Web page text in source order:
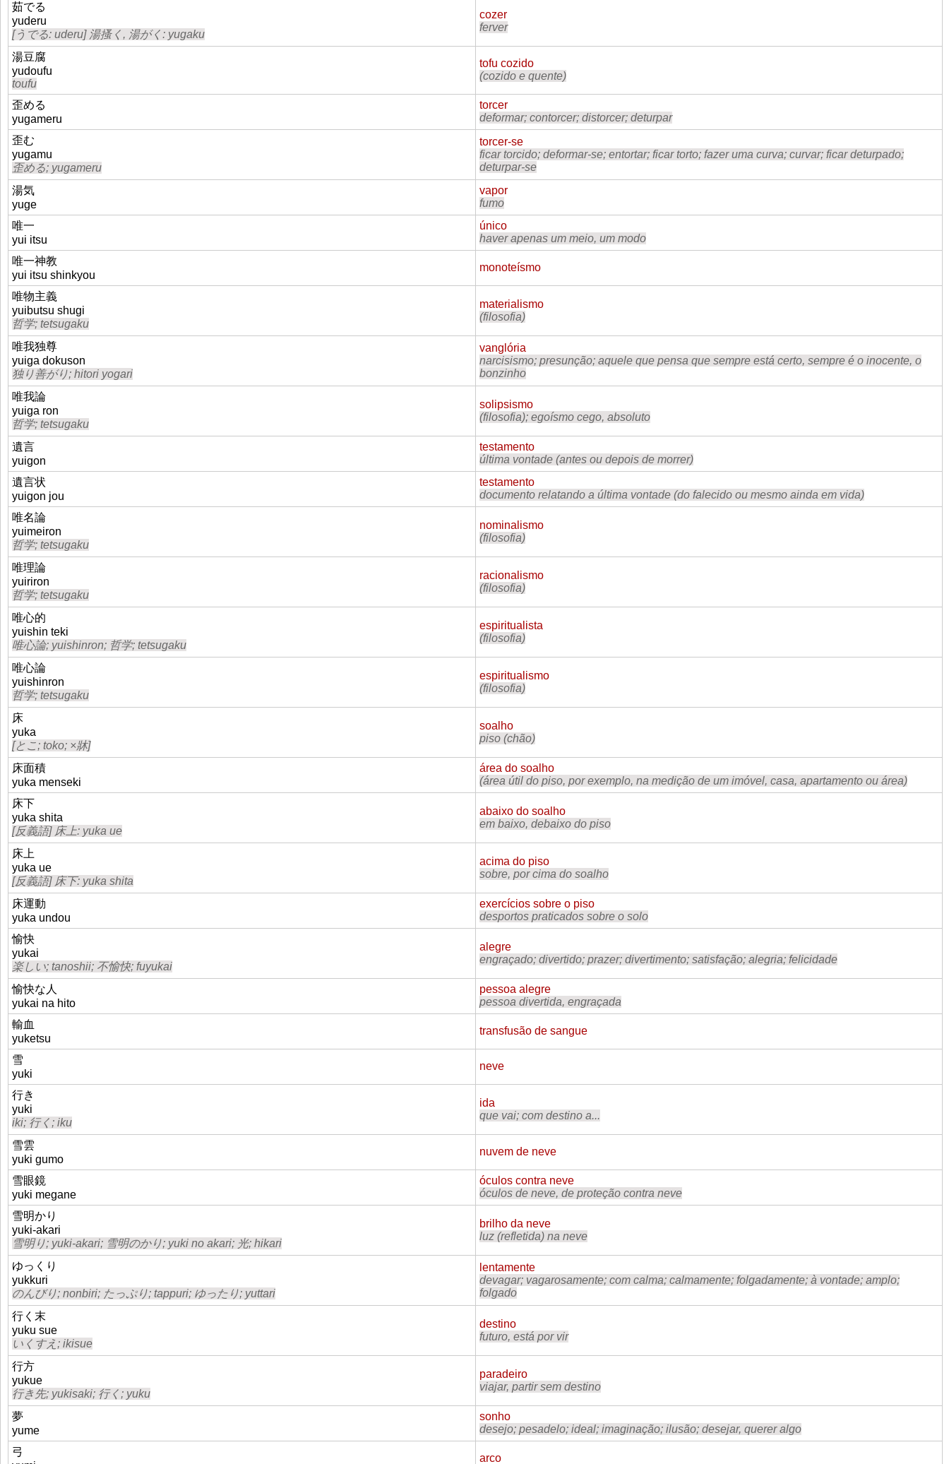
茹でる
yuderu
[うでる: uderu] 湯搔く, 湯がく: yugaku
cozer
ferver
湯豆腐
yudoufu
toufu
tofu cozido
(cozido e quente)
歪める
yugameru
torcer
deformar; contorcer; distorcer; deturpar
歪む
yugamu
歪める; yugameru
torcer-se
ficar torcido; deformar-se; entortar; ficar torto; fazer uma curva; curvar; ficar deturpado;
deturpar-se
湯気
yuge
vapor
fumo
唯一
yui itsu
único
haver apenas um meio, um modo
唯一神教
yui itsu shinkyou
monoteísmo
唯物主義
yuibutsu shugi
哲学; tetsugaku
materialismo
(filosofia)
唯我独尊
yuiga dokuson
独り善がり; hitori yogari
vanglória
narcisismo; presunção; aquele que pensa que sempre está certo, sempre é o inocente, o
bonzinho
唯我論
yuiga ron
哲学; tetsugaku
solipsismo
(filosofia); egoísmo cego, absoluto
遺言
yuigon
testamento
última vontade (antes ou depois de morrer)
遺言状
yuigon jou
testamento
documento relatando a última vontade (do falecido ou mesmo ainda em vida)
唯名論
yuimeiron
哲学; tetsugaku
nominalismo
(filosofia)
唯理論
yuiriron
哲学; tetsugaku
racionalismo
(filosofia)
唯心的
yuishin teki
唯心論; yuishinron; 哲学; tetsugaku
espiritualista
(filosofia)
唯心論
yuishinron
哲学; tetsugaku
espiritualismo
(filosofia)
床
yuka
[とこ; toko; ×牀]
soalho
piso (chão)
床面積
yuka menseki
área do soalho
(área útil do piso, por exemplo, na medição de um imóvel, casa, apartamento ou área)
床下
yuka shita
[反義語] 床上: yuka ue
abaixo do soalho
em baixo, debaixo do piso
床上
yuka ue
[反義語] 床下: yuka shita
acima do piso
sobre, por cima do soalho
床運動
yuka undou
exercícios sobre o piso
desportos praticados sobre o solo
愉快
yukai
楽しい; tanoshii; 不愉快; fuyukai
alegre
engraçado; divertido; prazer; divertimento; satisfação; alegria; felicidade
愉快な人
yukai na hito
pessoa alegre
pessoa divertida, engraçada
輸血
yuketsu
transfusão de sangue
雪
yuki
neve
行き
yuki
iki; 行く; iku
ida
que vai; com destino a...
雪雲
yuki gumo
nuvem de neve
雪眼鏡
yuki megane
óculos contra neve
óculos de neve, de proteção contra neve
雪明かり
yuki-akari
雪明り; yuki-akari; 雪明のかり; yuki no akari; 光; hikari
brilho da neve
luz (refletida) na neve
ゆっくり
yukkuri
のんびり; nonbiri; たっぷり; tappuri; ゆったり; yuttari
lentamente
devagar; vagarosamente; com calma; calmamente; folgadamente; à vontade; amplo;
folgado
行く末
yuku sue
いくすえ; ikisue
destino
futuro, está por vir
行方
yukue
行き先; yukisaki; 行く; yuku
paradeiro
viajar, partir sem destino
夢
yume
sonho
desejo; pesadelo; ideal; imaginação; ilusão; desejar, querer algo
弓
arco